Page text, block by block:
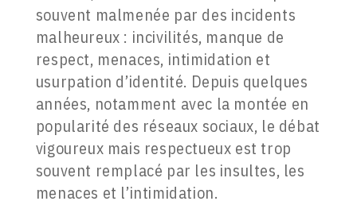
souvent malmenée par des incidents
malheureux : incivilités, manque de
respect, menaces, intimidation et
usurpation d’identité. Depuis quelques
années, notamment avec la montée en
popularité des réseaux sociaux, le débat
vigoureux mais respectueux est trop
souvent remplacé par les insultes, les
menaces et l’intimidation.